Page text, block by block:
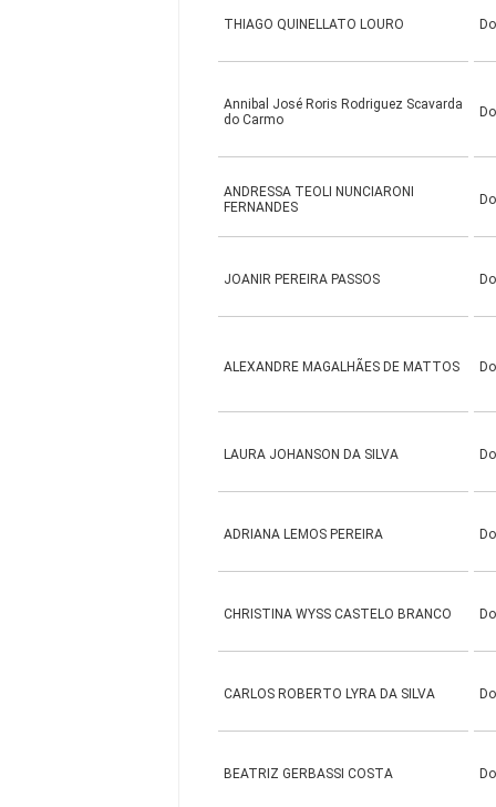
THIAGO QUINELLATO LOURO
Annibal José Roris Rodriguez Scavarda
do Carmo
ANDRESSA TEOLI NUNCIARONI
FERNANDES
JOANIR PEREIRA PASSOS
ALEXANDRE MAGALHÃES DE MATTOS
LAURA JOHANSON DA SILVA
ADRIANA LEMOS PEREIRA
CHRISTINA WYSS CASTELO BRANCO
CARLOS ROBERTO LYRA DA SILVA
BEATRIZ GERBASSI COSTA